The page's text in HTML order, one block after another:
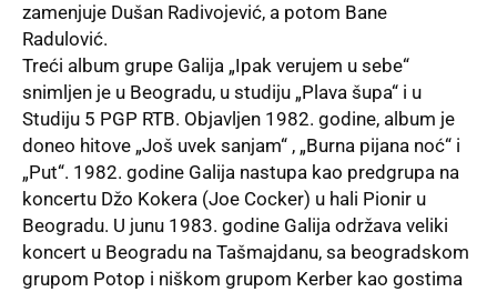
zamenjuje Dušan Radivojević, a potom Bane
Radulović.
Treći album grupe Galija „Ipak verujem u sebe“
snimljen je u Beogradu, u studiju „Plava šupa“ i u
Studiju 5 PGP RTB. Objavljen 1982. godine, album je
doneo hitove „Još uvek sanjam“ , „Burna pijana noć“ i
„Put“. 1982. godine Galija nastupa kao predgrupa na
koncertu Džo Kokera (Joe Cocker) u hali Pionir u
Beogradu. U junu 1983. godine Galija održava veliki
koncert u Beogradu na Tašmajdanu, sa beogradskom
grupom Potop i niškom grupom Kerber kao gostima